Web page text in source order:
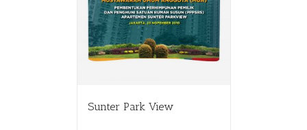
Sunter Park View